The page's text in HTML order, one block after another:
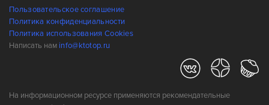
Пользовательское соглашение
Политика конфиденциальности
Политика использования Cookies
Написать нам info@ktotop.ru
На информационном ресурсе применяются рекомендательные